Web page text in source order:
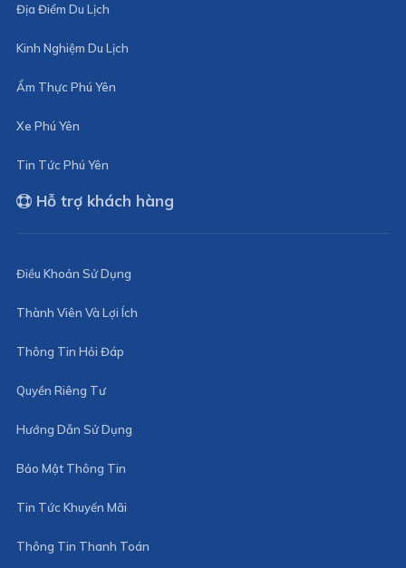
Địa Điểm Du Lịch
Kinh Nghiệm Du Lịch
Ẩm Thực Phú Yên
Xe Phú Yên
Tin Tức Phú Yên
Hỗ trợ khách hàng
Điều Khoản Sử Dụng
Thành Viên Và Lợi Ích
Thông Tin Hỏi Đáp
Quyền Riêng Tư
Hướng Dẫn Sử Dụng
Bảo Mật Thông Tin
Tin Tức Khuyến Mãi
Thông Tin Thanh Toán